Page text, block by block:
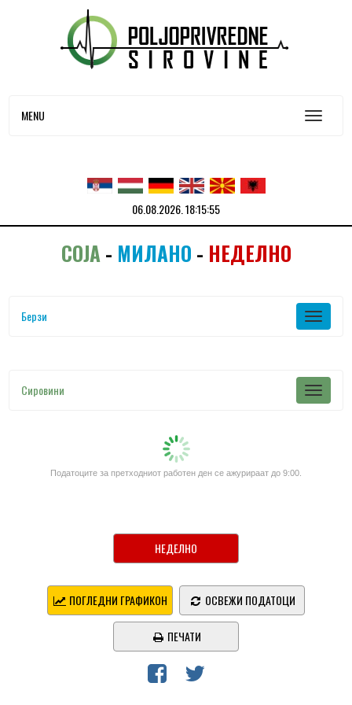
MENU
06.08.2026. 18:15:55
СОЈА - МИЛАНО - НЕДЕЛНО
Берзи
Сировини
Податоците за претходниот работен ден се ажурираат до 9:00.
НЕДЕЛНО
ПОГЛЕДНИ ГРАФИКОН ОСВЕЖИ ПОДАТОЦИ
ПЕЧАТИ